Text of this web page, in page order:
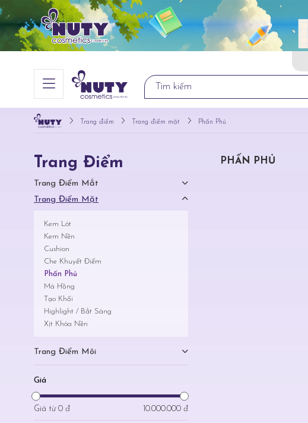
Trang điểm Trang điểm mặt Phấn Phủ
Trang Điểm
Trang Điểm Mắt
Trang Điểm Mặt
Kem Lót
Kem Nền
Cushion
Che Khuyết Điểm
Phấn Phủ
Má Hồng
Tạo Khối
Highlight / Bắt Sáng
Xịt Khóa Nền
Trang Điểm Môi
Giá
Giá từ 0 đ 10.000.000 đ
PHẤN PHỦ